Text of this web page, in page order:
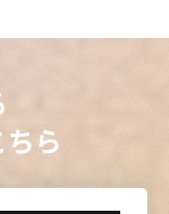
ら